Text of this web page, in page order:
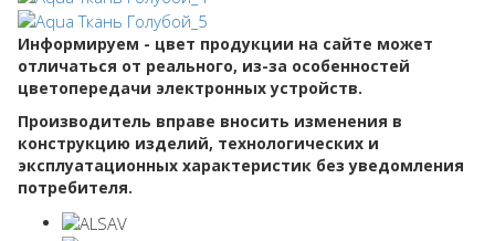
Информируем - цвет продукции на сайте может
отличаться от реального, из-за особенностей
цветопередачи электронных устройств.
Производитель вправе вносить изменения в
конструкцию изделий, технологических и
эксплуатационных характеристик без уведомления
потребителя.